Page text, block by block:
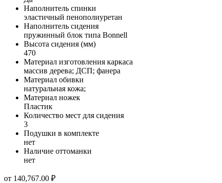
Наполнитель спинки
эластичный пенополиуретан
Наполнитель сидения
пружинный блок типа Bonnell
Высота сидения (мм)
470
Материал изготовления каркаса
массив дерева; ДСП; фанера
Материал обивки
натуральная кожа;
Материал ножек
Пластик
Количество мест для сидения
3
Подушки в комплекте
нет
Наличие оттоманки
нет
от 140,767.00 ₽